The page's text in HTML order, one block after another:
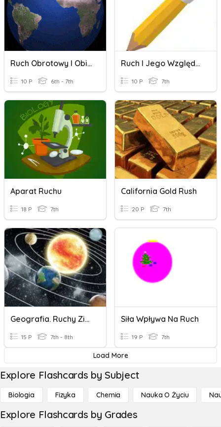
Ruch Obrotowy I Obiegowy Ziemi
10 P 6th - 7th
Ruch I Jego Względność
10 P 7th
Aparat Ruchu
18 P 7th
California Gold Rush
20 P 7th
Geografia. Ruchy Ziemi.
15 P 7th - 8th
Siła Wpływa Na Ruch
19 P 7th
Load More
Explore Flashcards by Subject
Biologia Fizyka Chemia Nauka O Życiu
Explore Flashcards by Grades